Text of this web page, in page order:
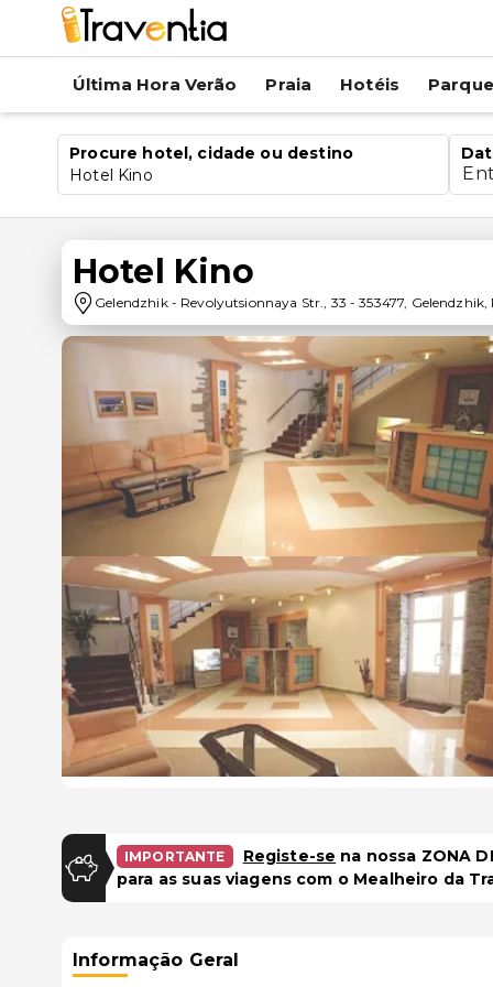
Última Hora Verão Praia Hotéis
Procure hotel, cidade ou destino
Hotel Kino
Hotel Kino
Gelendzhik- Revolyutsionnaya Str., 33 -353477, Gelendzhik,
IMPORTANTE Registe-se na nossa ZONA
para as suas viagens com o Mealheiro da
Informação Geral